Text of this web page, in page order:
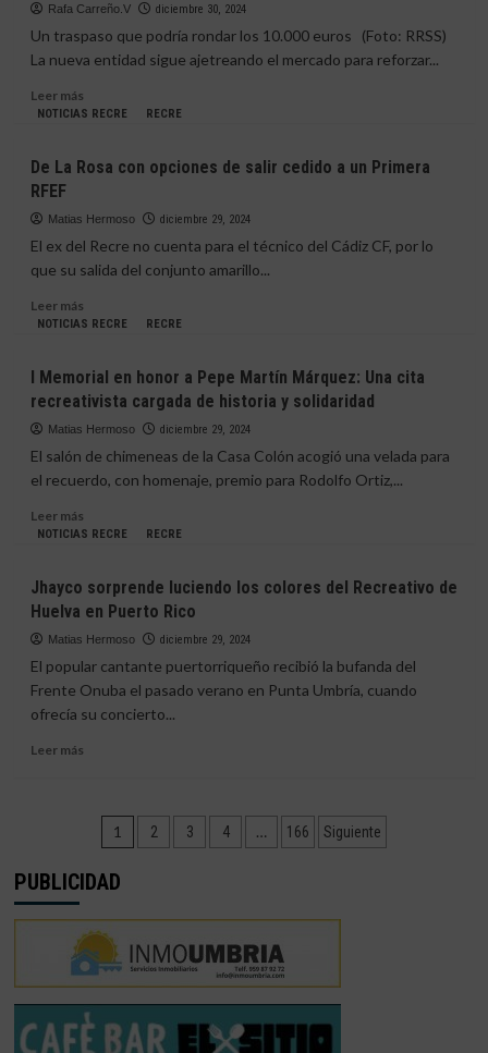
Onubense
busca
perfiles
para
reforzar
Rafa Carreño.V diciembre 30, 2024
Un traspaso que podría rondar los 10.000 euros (Foto: RRSS)
La nueva entidad sigue ajetreando el mercado para reforzar...
Leer másLeer
más
Trapero
cerca
de
al
NOTICIAS RECRE RECRE
De La Rosa con opciones de salir cedido a un Primera
RFEF
Matias Hermoso diciembre 29, 2024
El ex del Recre no cuenta para el técnico del Cádiz CF, por lo
que su salida del conjunto amarillo...
Leer másLeer
más
La
Rosa
con
opciones
salir
a
RFEF
NOTICIAS RECRE RECRE
I Memorial en honor a Pepe Martín Márquez: Una cita
recreativista cargada de historia y solidaridad
Matias Hermoso diciembre 29, 2024
El salón de chimeneas de la Casa Colón acogió una velada para
el recuerdo, con homenaje, premio para Rodolfo Ortiz,...
Leer másLeer
más
Memorial
en
honor
a
Martín
Márquez:
historia
solidaridad
NOTICIAS RECRE RECRE
Jhayco sorprende luciendo los colores del Recreativo de
Huelva en Puerto Rico
Matias Hermoso diciembre 29, 2024
El popular cantante puertorriqueño recibió la bufanda del
Frente Onuba el pasado verano en Punta Umbría, cuando
ofrecía su concierto...
Leer másLeer
sorprende
luciendo
los
colores
Recreativo
de
Huelva
Puerto
Rico
Paginación
de
1 2 3 4 … 166 Siguiente
PUBLICIDAD